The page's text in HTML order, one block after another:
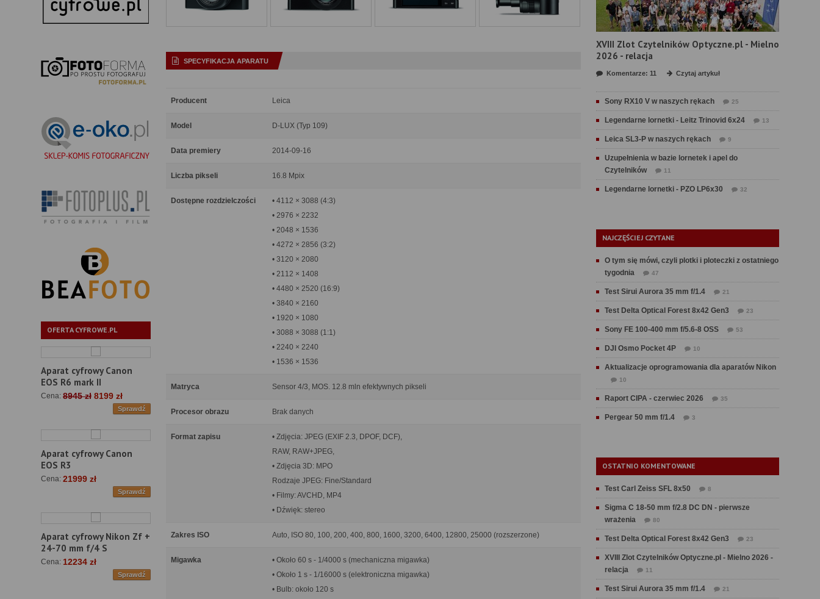
OFERTA CYFROWE.PL
Aparat cyfrowy Canon
EOS R6 mark II
Cena: 8945 zł 8199 zł
Sprawdź
Aparat cyfrowy Canon
EOS R3
Cena: 21999 zł
Sprawdź
Aparat cyfrowy Nikon Zf +
24-70 mm f/4 S
Cena: 12234 zł
Sprawdź
SPECYFIKACJA APARATU
Producent Leica
Model D-LUX (Typ 109)
Data premiery 2014-09-16
Liczba pikseli 16.8 Mpix
Dostępne rozdzielczości
• 4112 × 3088 (4:3)
• 2976 × 2232
• 2048 × 1536
• 4272 × 2856 (3:2)
• 3120 × 2080
• 2112 × 1408
• 4480 × 2520 (16:9)
• 3840 × 2160
• 1920 × 1080
• 3088 × 3088 (1:1)
• 2240 × 2240
• 1536 × 1536
Matryca Sensor 4/3, MOS. 12.8 mln efektywnych pikseli
Procesor obrazu Brak danych
Format zapisu
• Zdjęcia: JPEG (EXIF 2.3, DPOF, DCF),
RAW, RAW+JPEG,
• Zdjęcia 3D: MPO
Rodzaje JPEG: Fine/Standard
• Filmy: AVCHD, MP4
• Dźwięk: stereo
Zakres ISO Auto, ISO 80, 100, 200, 400, 800, 1600, 3200, 6400, 12800, 25000 (rozszerzone)
Migawka
• Około 60 s - 1/4000 s (mechaniczna migawka)
• Około 1 s - 1/16000 s (elektroniczna migawka)
• Bulb: około 120 s
XVIII Zlot Czytelników Optyczne.pl - Mielno
2026 - relacja
Komentarze: 11 Czytaj artykuł
Sony RX10 V w naszych rękach 25
Legendarne lornetki - Leitz Trinovid 6x24 13
Leica SL3-P w naszych rękach 9
Uzupełnienia w bazie lornetek i apel do
Czytelników
11
Legendarne lornetki - PZO LP6x30 32
NAJCZĘŚCIEJ CZYTANE
O tym się mówi, czyli plotki i ploteczki z ostatniego
tygodnia
47
Test Sirui Aurora 35 mm f/1.4 21
Test Delta Optical Forest 8x42 Gen3 23
Sony FE 100-400 mm f/5.6-8 OSS 53
DJI Osmo Pocket 4P 10
Aktualizacje oprogramowania dla aparatów Nikon
10
Raport CIPA - czerwiec 2026 35
Pergear 50 mm f/1.4 3
OSTATNIO KOMENTOWANE
Test Carl Zeiss SFL 8x50 8
Sigma C 18-50 mm f/2.8 DC DN - pierwsze
wrażenia
80
Test Delta Optical Forest 8x42 Gen3 23
XVIII Zlot Czytelników Optyczne.pl - Mielno 2026 -
relacja
11
Test Sirui Aurora 35 mm f/1.4 21